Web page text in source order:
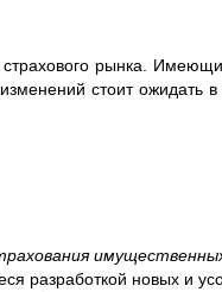
рынка.
стоит
разработкой новых и